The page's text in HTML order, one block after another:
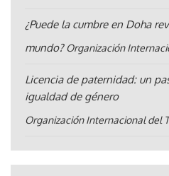
¿Puede la cumbre en Doha
mundo? Organización
Licencia de paternidad: un
igualdad de género
Organización Internacional del